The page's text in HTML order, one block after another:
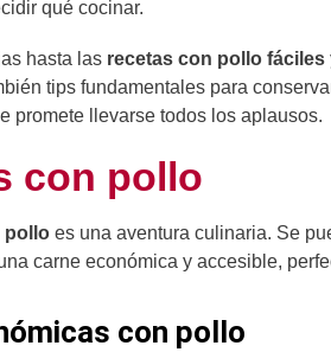
qué cocinar.
hasta las recetas con pollo fáciles
tips fundamentales para
promete llevarse todos los aplausos.
con pollo
pollo es una aventura culinaria. Se
carne económica y accesible,
con pollo